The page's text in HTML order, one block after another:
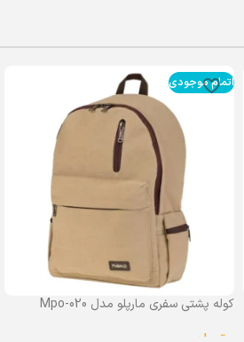
اتمام موجودی
کوله پشتی سفری مارپلو مدل Mpo-020